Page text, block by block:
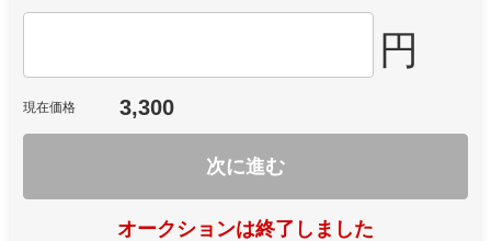
円
現在価格 3,300
次に進む
オークションは終了しました